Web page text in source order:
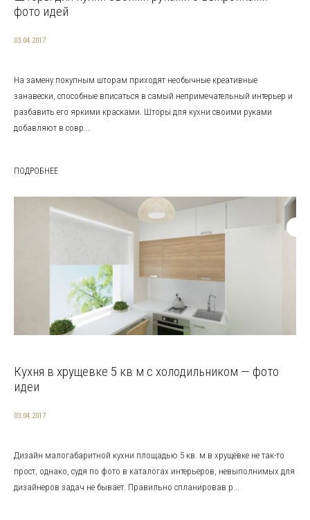
фото идей
03.04.2017
На замену покупным шторам приходят необычные креативные
занавески, способные вписаться в самый непримечательный интерьер и
разбавить его яркими красками. Шторы для кухни своими руками
добавляют в совр...
ПОДРОБНЕЕ
Кухня в хрущевке 5 кв м с холодильником — фото
идеи
03.04.2017
Дизайн малогабаритной кухни площадью 5 кв. м в хрущёвке не так-то
прост, однако, судя по фото в каталогах интерьеров, невыполнимых для
дизайнеров задач не бывает. Правильно спланировав р...